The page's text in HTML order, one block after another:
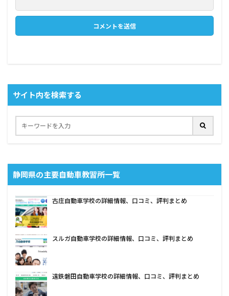
サイト内を検索する
静岡県の主要自動車教習所一覧
古庄自動車学校の詳細情報、口コミ、評判まとめ
スルガ自動車学校の詳細情報、口コミ、評判まとめ
遠鉄磐田自動車学校の詳細情報、口コミ、評判まとめ